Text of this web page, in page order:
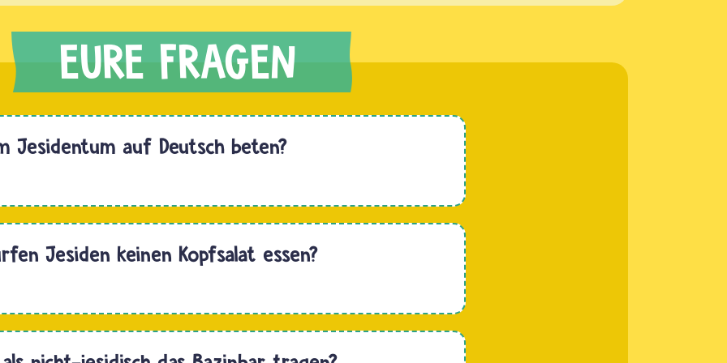
Jesidentum auf Deutsch beten?
Jesiden keinen Kopfsalat essen?